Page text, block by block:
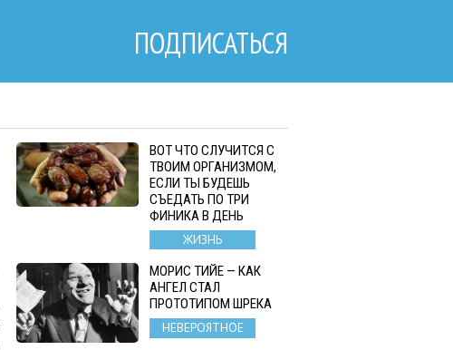
ПОДПИСАТЬСЯ
ВОТ ЧТО СЛУЧИТСЯ С
ТВОИМ ОРГАНИЗМОМ,
ЕСЛИ ТЫ БУДЕШЬ
СЪЕДАТЬ ПО ТРИ
ФИНИКА В ДЕНЬ
ЖИЗНЬ
МОРИС ТИЙЕ — КАК
АНГЕЛ СТАЛ
ПРОТОТИПОМ ШРЕКА
НЕВЕРОЯТНОЕ